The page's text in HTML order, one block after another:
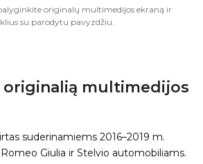
originalų multimedijos ekraną ir
su parodytu pavyzdžiu.
multimedijos
suderinamiems 2016–2019 m.
Giulia ir Stelvio automobiliams.